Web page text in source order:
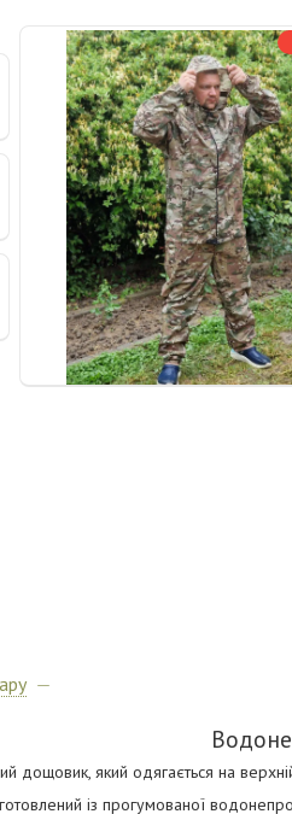
дощовик, який одягається на
із прогумованої